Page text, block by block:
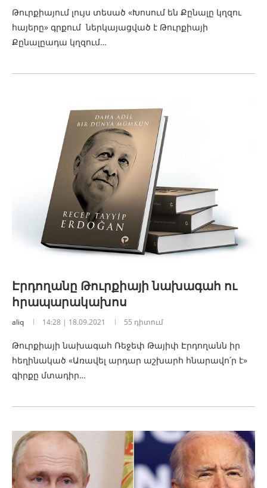
Թուրքիայում լույս տեսած «Խոսում են Քընալը կղզու
հայերը» գրքում ներկայացված է Թուրքիայի
Քընալըադա կղզում…
Էրդողանը Թուրքիայի նախագահ ու
հրապարակախոս
aliq 14:28 | 18.09.2021 55 դիտում
Թուրքիայի նախագահ Ռեջեփ Թայիփ Էրդողանն իր
հեղինակած «Առավել արդար աշխարհ հնարավո՛ր է»
գիրքը մտադիր…